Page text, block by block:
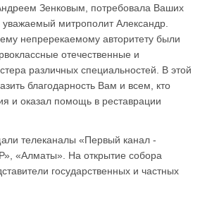
Зенковым, потребовала Ваших
митрополит Александр.
непререкаемому авторитету были
отечественные и
различных специальностей. В этой
благодарность Вам и всем, кто
и оказал помощь в реставрации
телеканалы «Первый канал -
«Алматы». На открытие собора
государственных и частных